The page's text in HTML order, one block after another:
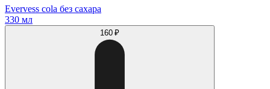
Evervess cola без сахара
330 мл
160 ₽